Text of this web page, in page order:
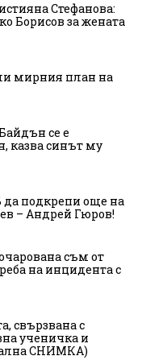
Стефанова:
Борисов за жената
мирния план на
се е
казва синът му
да подкрепи още на
– Андрей Гюров!
съм от
на инцидента с
свързвана с
ученичка и
СНИМКА)